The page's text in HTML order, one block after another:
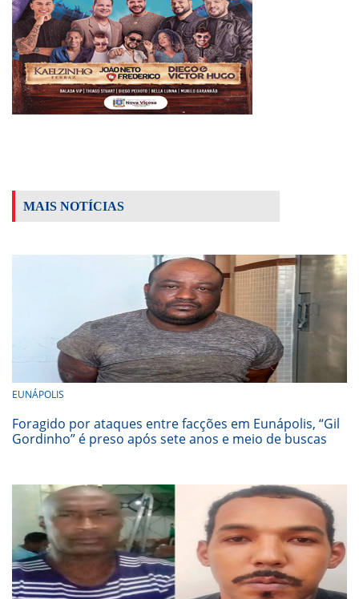
MAIS NOTÍCIAS
EUNÁPOLIS
Foragido por ataques entre facções em Eunápolis, “Gil
Gordinho” é preso após sete anos e meio de buscas